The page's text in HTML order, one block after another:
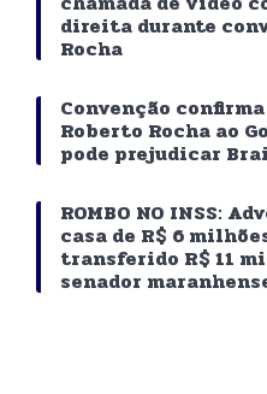
direita durante
Rocha
Convenção
Roberto Rocha ao
pode prejudicar
ROMBO NO INSS:
casa de R$ 6
transferido R$ 11
senador